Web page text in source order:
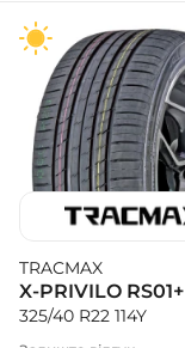
TRACMAX
X-PRIVILO RS01+
325/40 R22 114Y